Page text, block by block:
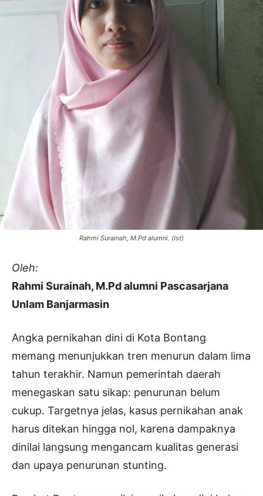
Rahmi Surainah, M.Pd alumni. (Ist)
Oleh:
Rahmi Surainah, M.Pd alumni Pascasarjana
Unlam Banjarmasin
Angka pernikahan dini di Kota Bontang
memang menunjukkan tren menurun dalam lima
tahun terakhir. Namun pemerintah daerah
menegaskan satu sikap: penurunan belum
cukup. Targetnya jelas, kasus pernikahan anak
harus ditekan hingga nol, karena dampaknya
dinilai langsung mengancam kualitas generasi
dan upaya penurunan stunting.